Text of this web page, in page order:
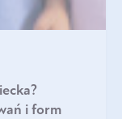
i form